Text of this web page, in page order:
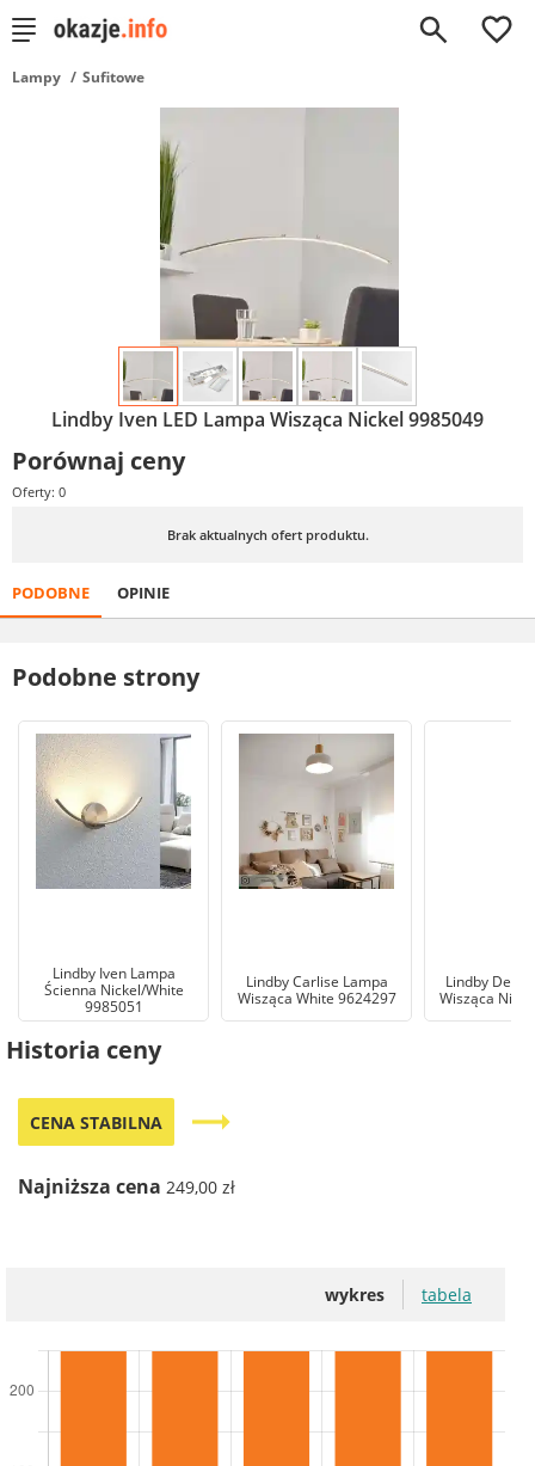
0
Lampy Sufitowe
Lindby Iven LED Lampa Wisząca Nickel 9985049
Porównaj ceny
Oferty: 0
Brak aktualnych ofert produktu.
PODOBNE OPINIE
Podobne strony
Lindby Iven Lampa
Ścienna Nickel/White
9985051
Lindby Carlise Lampa
Wisząca White 9624297
Lindby
Wisząca
Historia ceny
CENA STABILNA trending_flat
Najniższa cena 249,00 zł
wykres tabela